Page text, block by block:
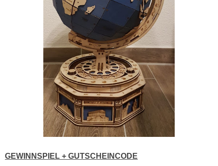
GEWINNSPIEL + GUTSCHEINCODE